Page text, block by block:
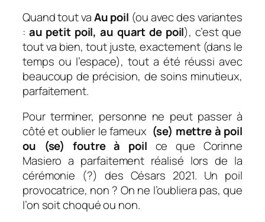
Quand tout vaAu poil (ou avec des variantes
: au petit poil, au quart de poil), c’est que
tout va bien,tout juste, exactement (dans le
temps ou l’espace), tout a été réussi avec
beaucoup de précision, de soins minutieux,
parfaitement.
Pour terminer, personne ne peut passer à
côté et oublier le fameux (se) mettre à poil
ou (se) foutre à poil ce que Corinne
Masiero a parfaitement réalisé lors de la
cérémonie (?) des Césars 2021. Un poil
provocatrice, non ? On ne l’oubliera pas, que
l’on soit choqué ou non.